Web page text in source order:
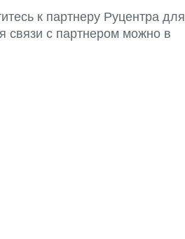
к партнеру Руцентра для
связи с партнером можно в